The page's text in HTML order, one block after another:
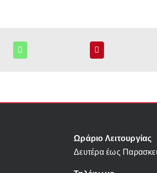
Ωράριο Λειτουργίας
Δευτέρα έως